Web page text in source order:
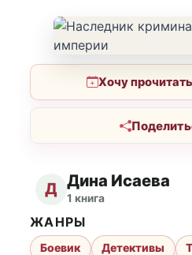
Хочу прочитать
Д Дина Исаева
1 книга
ЖАНРЫ
Боевик Детективы